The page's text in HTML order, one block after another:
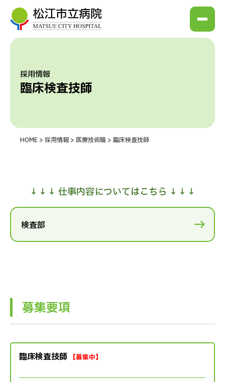
採用情報
臨床検査技師
HOME > 採用情報 > 医療技術職 > 臨床検査技師
↓↓↓ 仕事内容についてはこちら ↓↓↓
検査部
募集要項
臨床検査技師 【募集中】